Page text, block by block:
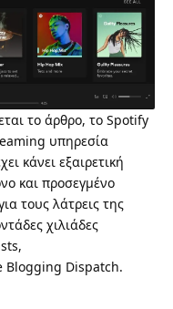
το άρθρο, το Spotify
υπηρεσία
κάνει εξαιρετική
και προσεγμένο
τους λάτρεις της
χιλιάδες
Blogging Dispatch.